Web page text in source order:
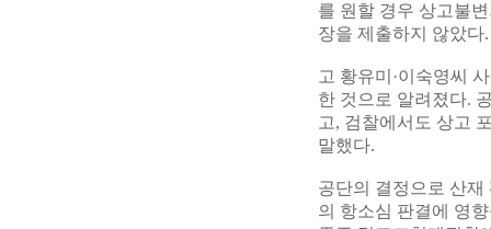
를 원할 경우 상고불
장을 제출하지 않았다.
고 황유미·이숙영씨
한 것으로 알려졌다.
고, 검찰에서도 상고
말했다.
공단의 결정으로 산
의 항소심 판결에 영